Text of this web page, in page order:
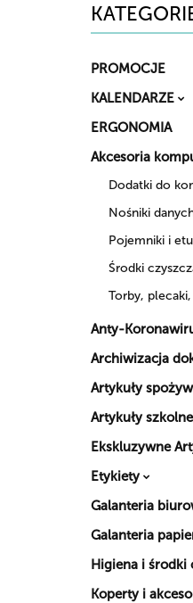
PROMOCJE
KALENDARZE
ERGONOMIA
Akcesoria
Dodatki do
Nośniki
Pojemniki i
Środki
Torby,
Anty-
Archiwizacja
Artykuły
Artykuły szkolne
Ekskluzywne
Etykiety
Galanteria
Galanteria
Higiena i środki
Koperty i